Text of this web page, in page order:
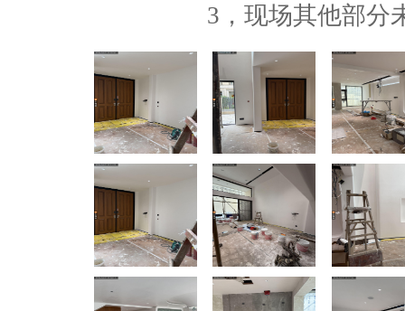
3，现场其他部分